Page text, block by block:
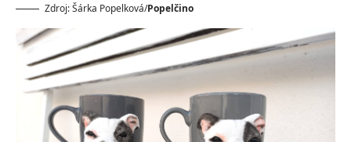
Zdroj: Šárka Popelková/Popelčino